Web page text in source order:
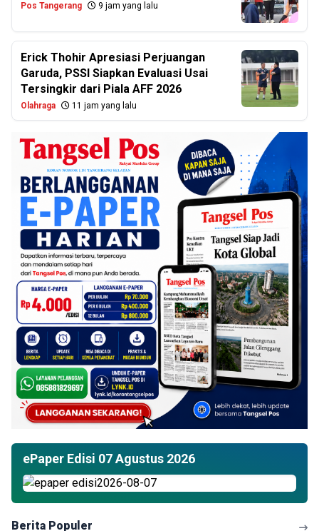
Pos Tangerang 9 jam yang lalu
Erick Thohir Apresiasi Perjuangan
Garuda, PSSI Siapkan Evaluasi Usai
Tersingkir dari Piala AFF 2026
Olahraga 11 jam yang lalu
ePaper Edisi 07 Agustus 2026
Berita Populer